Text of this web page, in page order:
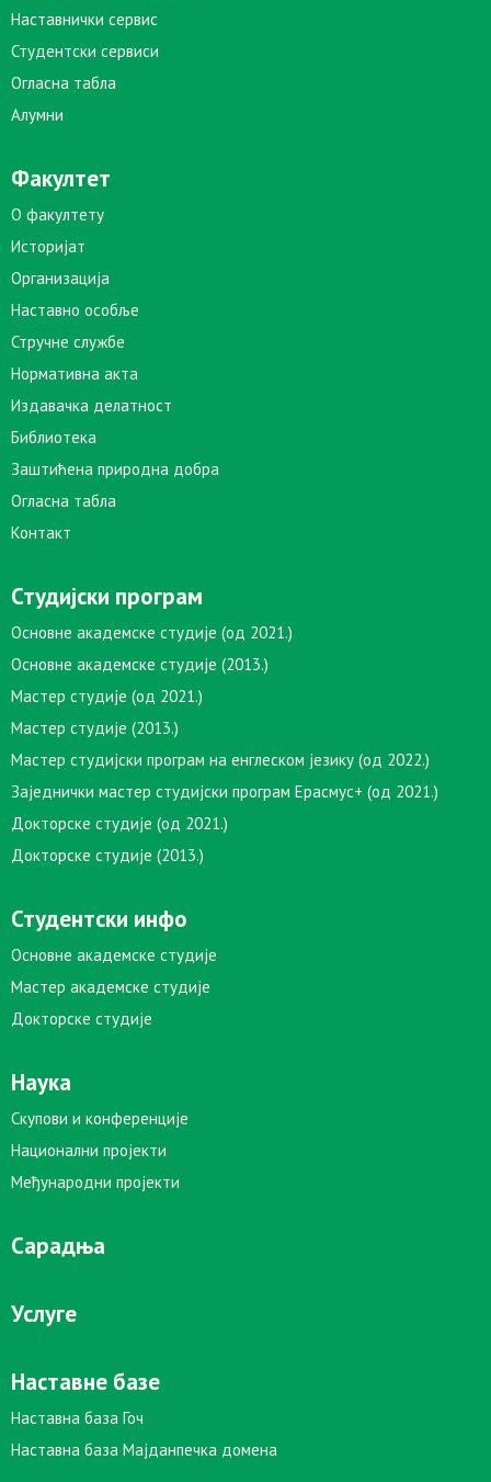
Наставнички сервис
Студентски сервиси
Огласна табла
Алумни
Факултет
О факултету
Историјат
Организација
Наставно особље
Стручне службе
Нормативна акта
Издавачка делатност
Библиотека
Заштићена природна добра
Огласна табла
Контакт
Студијски програм
Основне академске студије (од 2021.)
Основне академске студије (2013.)
Мастер студије (од 2021.)
Мастер студије (2013.)
Мастер студијски програм на енглеском језику (од 2022.)
Заједнички мастер студијски програм Ерасмус+ (од 2021.)
Докторске студије (од 2021.)
Докторске студије (2013.)
Студентски инфо
Основне академске студије
Мастер академске студије
Докторске студије
Наука
Скупови и конференције
Национални пројекти
Међународни пројекти
Сарадња
Услуге
Наставне базе
Наставна база Гоч
Наставна база Мајданпечка домена